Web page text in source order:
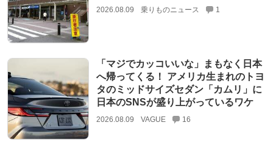
2026.08.09 乗りものニュース 1
「マジでカッコいいな」まもなく日本
へ帰ってくる！ アメリカ生まれのトヨ
タのミッドサイズセダン「カムリ」に
日本のSNSが盛り上がっているワケ
2026.08.09 VAGUE 16